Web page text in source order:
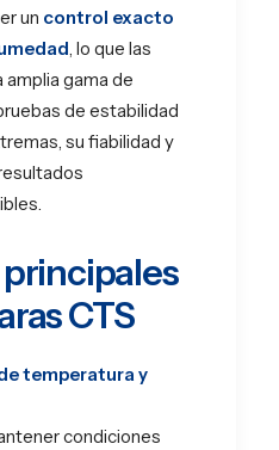
un control exacto
, lo que las
amplia gama de
de estabilidad
su fiabilidad y
CTS
temperatura y
condiciones